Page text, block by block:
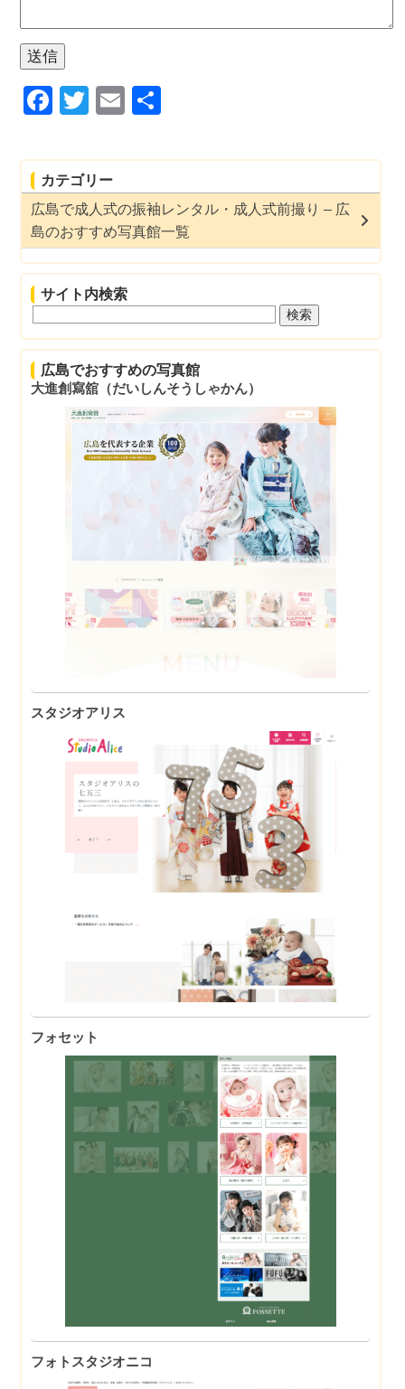
F
c
e
b
o
o
k
T
tt
er
E
ail
カテゴリー
広島で成人式の振袖レンタル・成人式前撮り – 広
島のおすすめ写真館一覧
サイト内検索
広島でおすすめの写真館
大進創寫舘（だいしんそうしゃかん）
スタジオアリス
フォセット
フォトスタジオニコ